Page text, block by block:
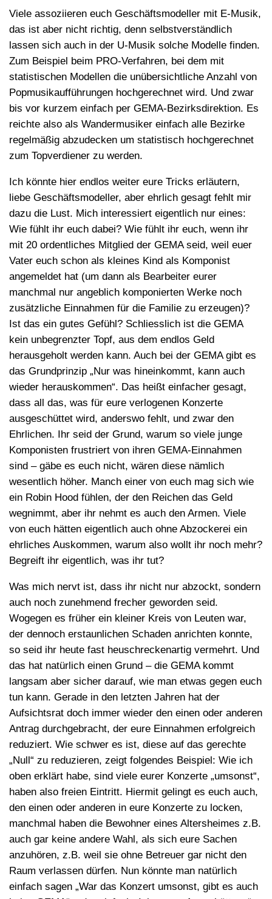
Viele assoziieren euch Geschäftsmodeller mit E-Musik,
das ist aber nicht richtig, denn selbstverständlich
lassen sich auch in der U-Musik solche Modelle finden.
Zum Beispiel beim PRO-Verfahren, bei dem mit
statistischen Modellen die unübersichtliche Anzahl von
Popmusikaufführungen hochgerechnet wird. Und zwar
bis vor kurzem einfach per GEMA-Bezirksdirektion. Es
reichte also als Wandermusiker einfach alle Bezirke
regelmäßig abzudecken um statistisch hochgerechnet
zum Topverdiener zu werden.
Ich könnte hier endlos weiter eure Tricks erläutern,
liebe Geschäftsmodeller, aber ehrlich gesagt fehlt mir
dazu die Lust. Mich interessiert eigentlich nur eines:
Wie fühlt ihr euch dabei? Wie fühlt ihr euch, wenn ihr
mit 20 ordentliches Mitglied der GEMA seid, weil euer
Vater euch schon als kleines Kind als Komponist
angemeldet hat (um dann als Bearbeiter eurer
manchmal nur angeblich komponierten Werke noch
zusätzliche Einnahmen für die Familie zu erzeugen)?
Ist das ein gutes Gefühl? Schliesslich ist die GEMA
kein unbegrenzter Topf, aus dem endlos Geld
herausgeholt werden kann. Auch bei der GEMA gibt es
das Grundprinzip „Nur was hineinkommt, kann auch
wieder herauskommen“. Das heißt einfacher gesagt,
dass all das, was für eure verlogenen Konzerte
ausgeschüttet wird, anderswo fehlt, und zwar den
Ehrlichen. Ihr seid der Grund, warum so viele junge
Komponisten frustriert von ihren GEMA-Einnahmen
sind – gäbe es euch nicht, wären diese nämlich
wesentlich höher. Manch einer von euch mag sich wie
ein Robin Hood fühlen, der den Reichen das Geld
wegnimmt, aber ihr nehmt es auch den Armen. Viele
von euch hätten eigentlich auch ohne Abzockerei ein
ehrliches Auskommen, warum also wollt ihr noch mehr?
Begreift ihr eigentlich, was ihr tut?
Was mich nervt ist, dass ihr nicht nur abzockt, sondern
auch noch zunehmend frecher geworden seid.
Wogegen es früher ein kleiner Kreis von Leuten war,
der dennoch erstaunlichen Schaden anrichten konnte,
so seid ihr heute fast heuschreckenartig vermehrt. Und
das hat natürlich einen Grund – die GEMA kommt
langsam aber sicher darauf, wie man etwas gegen euch
tun kann. Gerade in den letzten Jahren hat der
Aufsichtsrat doch immer wieder den einen oder anderen
Antrag durchgebracht, der eure Einnahmen erfolgreich
reduziert. Wie schwer es ist, diese auf das gerechte
„Null“ zu reduzieren, zeigt folgendes Beispiel: Wie ich
oben erklärt habe, sind viele eurer Konzerte „umsonst“,
haben also freien Eintritt. Hiermit gelingt es euch auch,
den einen oder anderen in eure Konzerte zu locken,
manchmal haben die Bewohner eines Altersheimes z.B.
auch gar keine andere Wahl, als sich eure Sachen
anzuhören, z.B. weil sie ohne Betreuer gar nicht den
Raum verlassen dürfen. Nun könnte man natürlich
einfach sagen „War das Konzert umsonst, gibt es auch